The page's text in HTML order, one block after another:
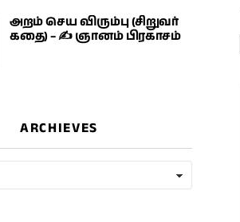
அறம் செய விரும்பு (சிறுவர்
கதை) – ✍ ஞானம் பிரகாசம்
ARCHIEVES